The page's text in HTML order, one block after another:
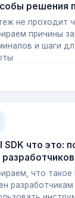
решения
не проходит
причины
и шаги
SDK что это:
разработчиков
что такое